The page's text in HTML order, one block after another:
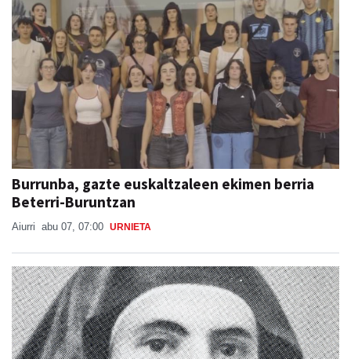
Burrunba, gazte euskaltzaleen ekimen berria
Beterri-Buruntzan
Aiurri abu 07, 07:00 URNIETA